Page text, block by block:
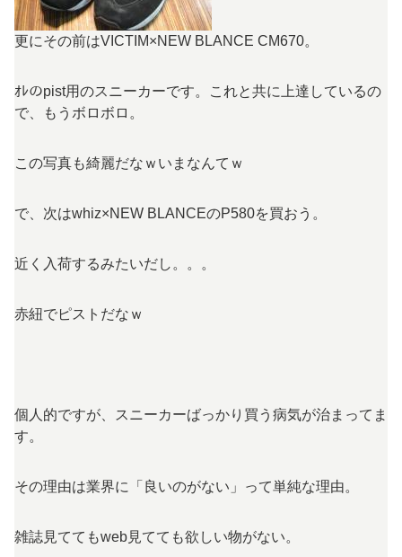
更にその前はVICTIM×NEW BLANCE CM670。
ｵﾚのpist用のスニーカーです。これと共に上達しているの
で、もうボロボロ。
この写真も綺麗だなｗいまなんてｗ
で、次はwhiz×NEW BLANCEのP580を買おう。
近く入荷するみたいだし。。。
赤紐でピストだなｗ
個人的ですが、スニーカーばっかり買う病気が治まってま
す。
その理由は業界に「良いのがない」って単純な理由。
雑誌見ててもweb見てても欲しい物がない。